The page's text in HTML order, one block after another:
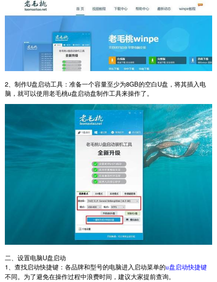
2、制作U盘启动工具：准备一个容量至少为8GB的空白U盘，将其插入电
脑，就可以使用老毛桃u盘启动盘制作工具来操作了。
二、设置电脑U盘启动
1、查找启动快捷键：各品牌和型号的电脑进入启动菜单的u盘启动快捷键
不同。为了避免在操作过程中浪费时间，建议大家提前查询。